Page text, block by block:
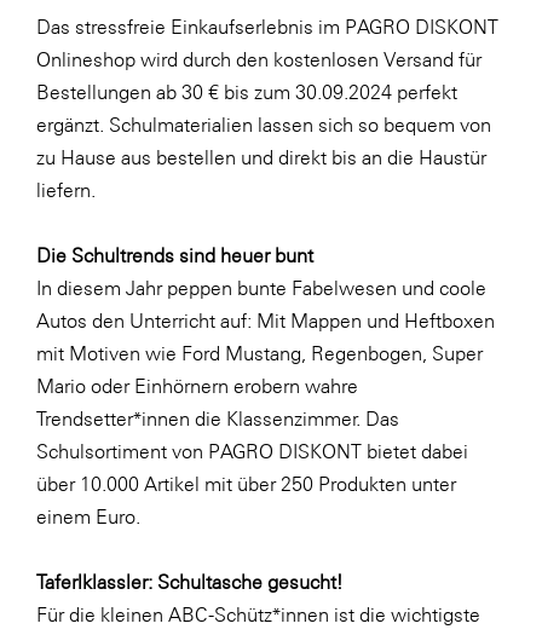
Die Menü-Manufaktur
MTH Retail Group
OMV
PHH Rechtsanwält:innen
Primark
Salesforce
sebamed
SeneCura
SERVICE&MORE
SKINUANCE®
Somfy
Sony DADC
Das stressfreie Einkaufserlebnis im PAGRO DISKONT
Onlineshop wird durch den kostenlosen Versand für
Bestellungen ab 30 € bis zum 30.09.2024 perfekt
ergänzt. Schulmaterialien lassen sich so bequem von
zu Hause aus bestellen und direkt bis an die Haustür
liefern.
Die Schultrends sind heuer bunt
In diesem Jahr peppen bunte Fabelwesen und coole
Autos den Unterricht auf: Mit Mappen und Heftboxen
mit Motiven wie Ford Mustang Regenbogen Super
Mario oder Einhörnern erobern wahre
Trendsetter*innen die Klassenzimmer. Das
Schulsortiment von PAGRO DISKONT bietet dabei
über 10.000 Artikel mit über 250 Produkten unter
einem Euro.
Taferlklassler: Schultasche gesucht!
Für die kleinen ABC-Schütz*innen ist die wichtigste